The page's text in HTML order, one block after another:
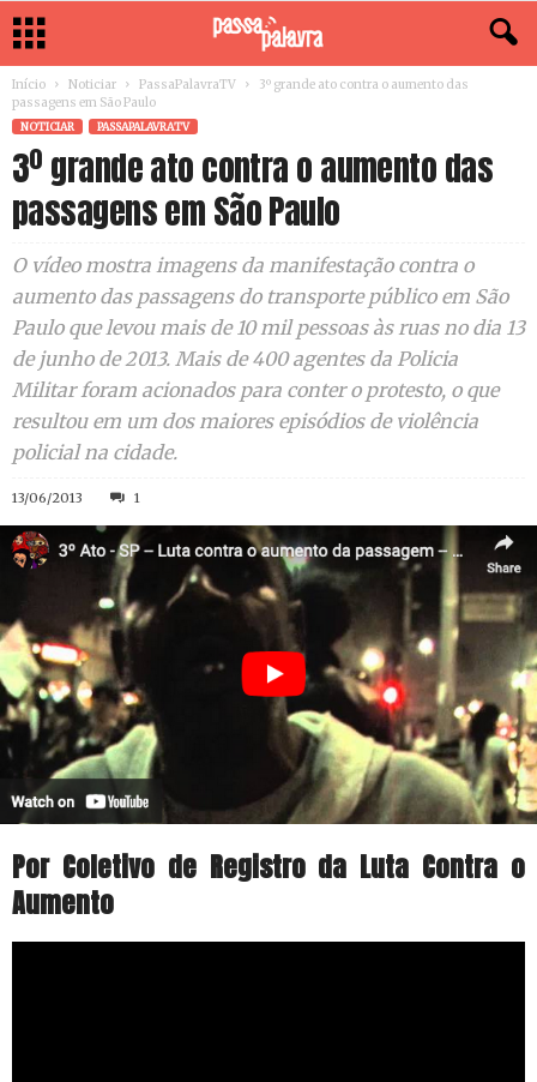
Início Noticiar PassaPalavraTV
3º grande ato contra o aumento das
passagens em São Paulo
NOTICIAR PASSAPALAVRATV
3º grande ato contra o aumento das
passagens em São Paulo
O vídeo mostra imagens da manifestação contra o
aumento das passagens do transporte público em São
Paulo que levou mais de 10 mil pessoas às ruas no dia 13
de junho de 2013. Mais de 400 agentes da Policia
Militar foram acionados para conter o protesto, o que
resultou em um dos maiores episódios de violência
policial na cidade.
13/06/2013 1
Por Coletivo de Registro da Luta Contra o
Aumento